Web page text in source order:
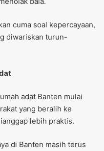
cuma soal kepercayaan,
diwariskan turun-
adat Banten mulai
yang beralih ke
lebih praktis.
di Banten masih terus